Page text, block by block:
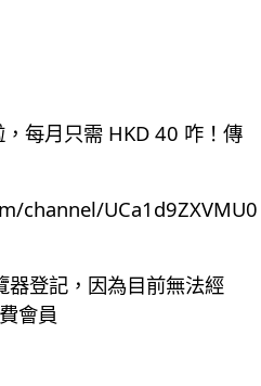
每月只需 HKD 40 咋！傳
channel/UCa1d9ZXVMU0
器登記，因為目前無法經
會員